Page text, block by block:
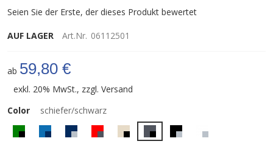
Seien Sie der Erste, der dieses Produkt bewertet
AUF LAGER Art.Nr. 06112501
ab 59,80 €
exkl. 20% MwSt., zzgl. Versand
Color
schiefer/schwarz